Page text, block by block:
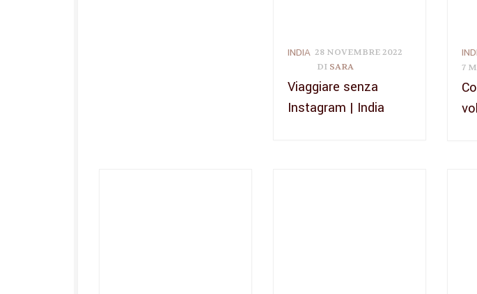
INDIA 28 NOVEMBRE 2022
DI SARA
Viaggiare senza
Instagram | India
7